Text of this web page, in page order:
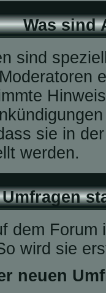
Was sind
sind
sie in
werden.
dem Forum
wird sie
neuen